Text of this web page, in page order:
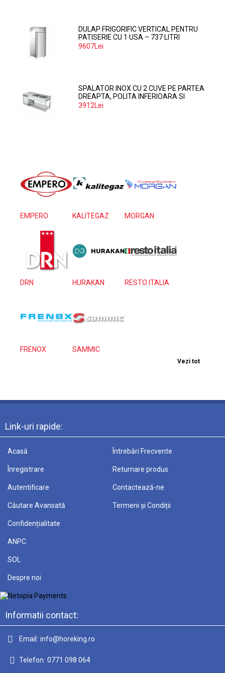
DULAP FRIGORIFIC VERTICAL PENTRU
PATISERIE CU 1 USA – 737 LITRI
9607Lei
SPALATOR INOX CU 2 CUVE PE PARTEA
DREAPTA, POLITA INFERIOARA SI
SPATIU MASINA SPALAT 160*70*85
3912Lei
EMPERO KALITEGAZ MORGAN
DRN HURAKAN RESTO ITALIA
FRENOX SAMMIC
Vezi tot
Link-uri rapide:
Acasă
Înregistrare
Autentificare
Căutare Avansată
Întrebări Frecvente
Returnare produs
Contactează-ne
Termeni și Condiții
Confidențialitate
ANPC
SOL
Despre noi
Informatii contact:
Email: info@horeking.ro
Telefon: 0771 098 064